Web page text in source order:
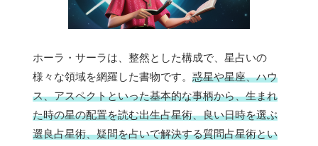
ホーラ・サーラは、整然とした構成で、星占いの
様々な領域を網羅した書物です。 惑星や星座、ハウ
ス、アスペクトといった基本的な事柄から、生まれ
た時の星の配置を読む出生占星術、良い日時を選ぶ
選良占星術、疑問を占いで解決する質問占星術とい